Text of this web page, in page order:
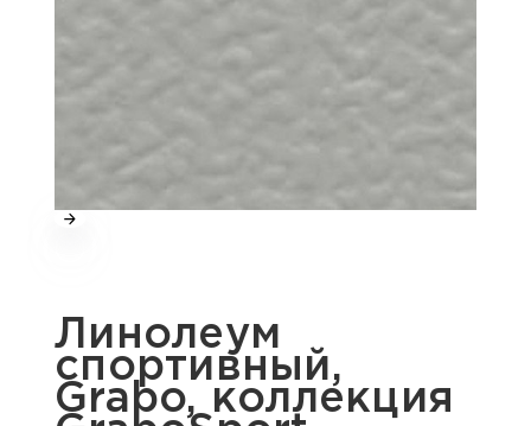
Линолеум
спортивный,
Grabo, коллекция